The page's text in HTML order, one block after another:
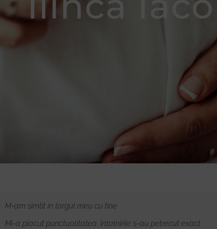
M-am simtit in largul meu cu tine
Mi-a placut punctualitatea, intalnirile s-au petrecut exact